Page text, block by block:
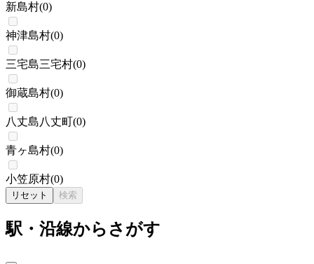
新島村(0)
神津島村(0)
三宅島三宅村(0)
御蔵島村(0)
八丈島八丈町(0)
青ヶ島村(0)
小笠原村(0)
リセット 検索
駅・沿線からさがす